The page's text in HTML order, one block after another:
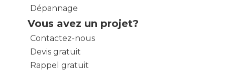
Dépannage
Vous avez un projet?
Contactez-nous
Devis gratuit
Rappel gratuit